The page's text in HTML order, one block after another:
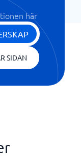
här
SIDAN